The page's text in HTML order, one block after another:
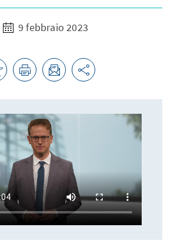
9 febbraio 2023